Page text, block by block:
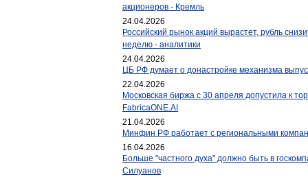
акционеров - Кремль
24.04.2026
Российский рынок акций вырастет, рубль
неделю - аналитики
24.04.2026
ЦБ РФ думает о донастройке механизма
22.04.2026
Московская биржа с 30 апреля допустила к
FabricaONE.AI
21.04.2026
Минфин РФ работает с региональными
16.04.2026
Больше "частного духа" должно быть в
Силуанов